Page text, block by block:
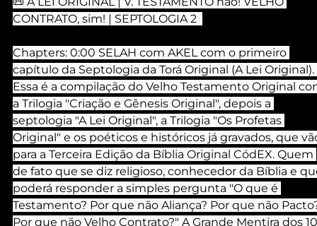
CONTRATO, sim! | SEPTOLOGIA 2
Chapters: 0:00 SELAH com AKEL com o primeiro
capítulo da Septologia da Torá Original (A Lei Original).
Essa é a compilação do Velho Testamento Original
a Trilogia "Criação e Gênesis Original", depois a
septologia "A Lei Original", a Trilogia "Os Profetas
Original" e os poéticos e históricos já gravados, que
para a Terceira Edição da Bíblia Original CódEX. Quem
de fato que se diz religioso, conhecedor da Bíblia e
poderá responder a simples pergunta "O que é
Testamento? Por que não Aliança? Por que não
Por que não Velho Contrato?" A Grande Mentira dos